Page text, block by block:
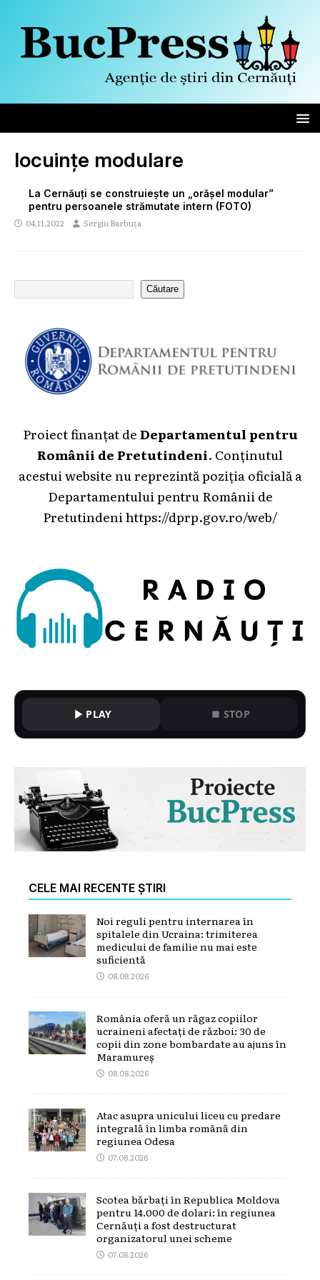
locuințe modulare
La Cernăuți se construiește un „orășel modular”
pentru persoanele strămutate intern (FOTO)
04.11.2022 Sergiu Barbuța
Căutare
Proiect finanțat deDepartamentul pentru
Românii de Pretutindeni. Conținutul
acestui website nu reprezintă poziția oficială a
Departamentului pentru Românii de
Pretutindeni https://dprp.gov.ro/web/
PLAY STOP
CELE MAI RECENTE ȘTIRI
Noi reguli pentru internarea în
spitalele din Ucraina: trimiterea
medicului de familie nu mai este
suficientă
08.08.2026
România oferă un răgaz copiilor
ucraineni afectați de război: 30 de
copii din zone bombardate au ajuns în
Maramureș
08.08.2026
Atac asupra unicului liceu cu predare
integrală în limba română din
regiunea Odesa
07.08.2026
Scotea bărbați în Republica Moldova
pentru 14.000 de dolari: în regiunea
Cernăuți a fost destructurat
organizatorul unei scheme
07.08.2026